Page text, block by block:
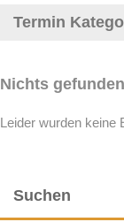
Termin
Nichts gefunden
Leider wurden keine
Suchen